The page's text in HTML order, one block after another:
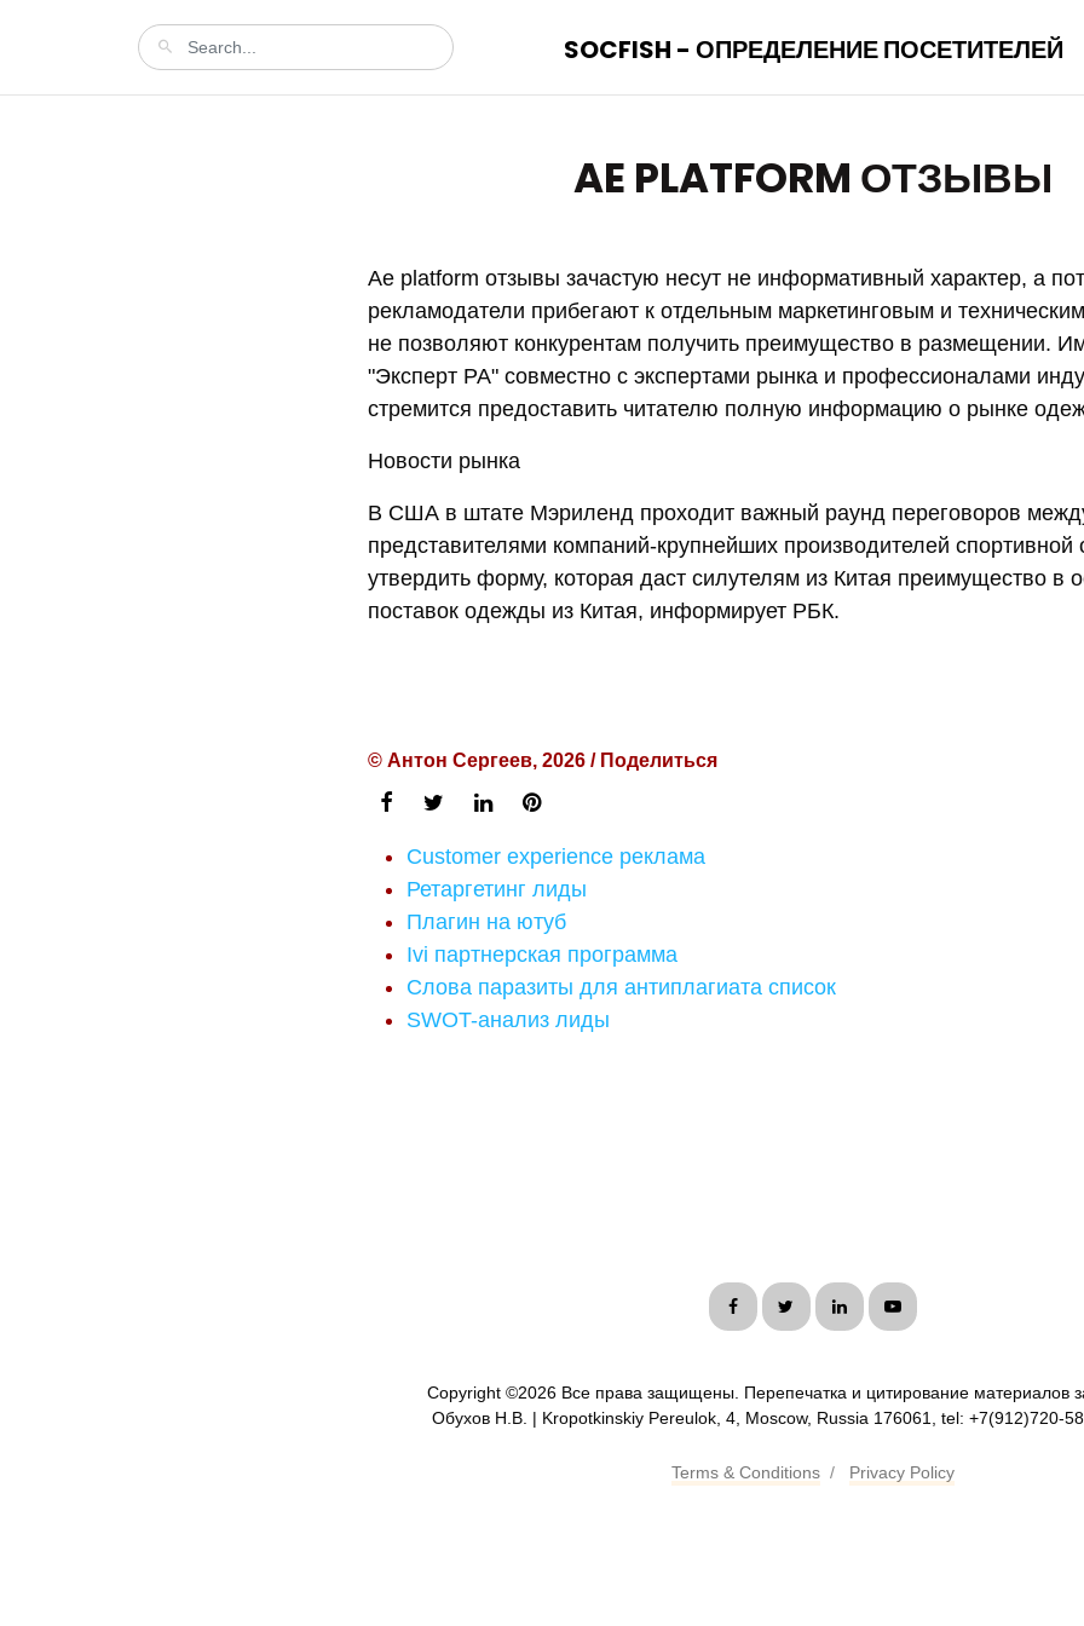
SOCFISH - ОПРЕДЕЛЕНИЕ ПОСЕТИТЕЛЕЙ
AE PLATFORM ОТЗЫВЫ
Ae platform отзывы зачастую несут не информативный характер, а
рекламодатели прибегают к отдельным маркетинговым и
не позволяют конкурентам получить преимущество в размещении.
"Эксперт РА" совместно с экспертами рынка и профессионалами
стремится предоставить читателю полную информацию о рынке
Новости рынка
В США в штате Мэриленд проходит важный раунд переговоров
представителями компаний-крупнейших производителей
утвердить форму, которая даст силутелям из Китая преимущество в
поставок одежды из Китая, информирует РБК.
© Антон Сергеев, 2026 / Поделиться
Customer experience реклама
Ретаргетинг лиды
Плагин на ютуб
Ivi партнерская программа
Слова паразиты для антиплагиата список
SWOT-анализ лиды
Copyright ©2026 Все права защищены. Перепечатка и цитирование материалов
Обухов Н.В. | Kropotkinskiy Pereulok, 4, Moscow, Russia 176061, tel: +7(912)720-
Terms & Conditions / Privacy Policy